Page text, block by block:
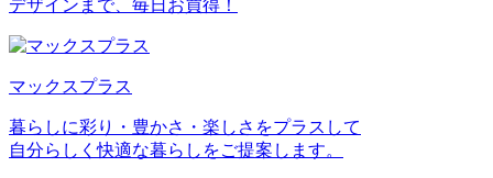
デザインまで、毎日お買得！
マックスプラス
暮らしに彩り・豊かさ・楽しさをプラスして
自分らしく快適な暮らしをご提案します。